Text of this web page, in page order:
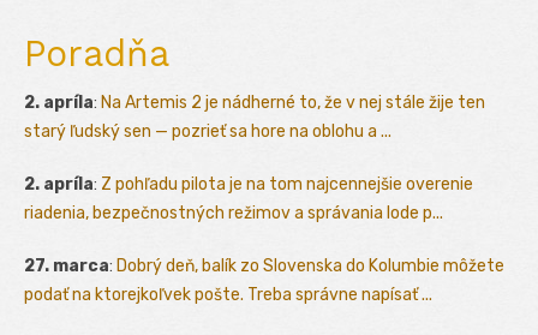
Poradňa
2. apríla: Na Artemis 2 je nádherné to, že v nej stále žije ten
starý ľudský sen — pozrieť sa hore na oblohu a ...
2. apríla: Z pohľadu pilota je na tom najcennejšie overenie
riadenia, bezpečnostných režimov a správania lode p...
27. marca: Dobrý deň, balík zo Slovenska do Kolumbie môžete
podať na ktorejkoľvek pošte. Treba správne napísať ...